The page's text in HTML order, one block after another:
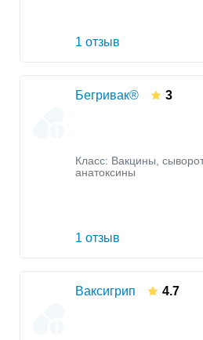
1 отзыв
Бегривак® 3
Класс: Вакцины,
анатоксины
1 отзыв
Ваксигрип 4.7